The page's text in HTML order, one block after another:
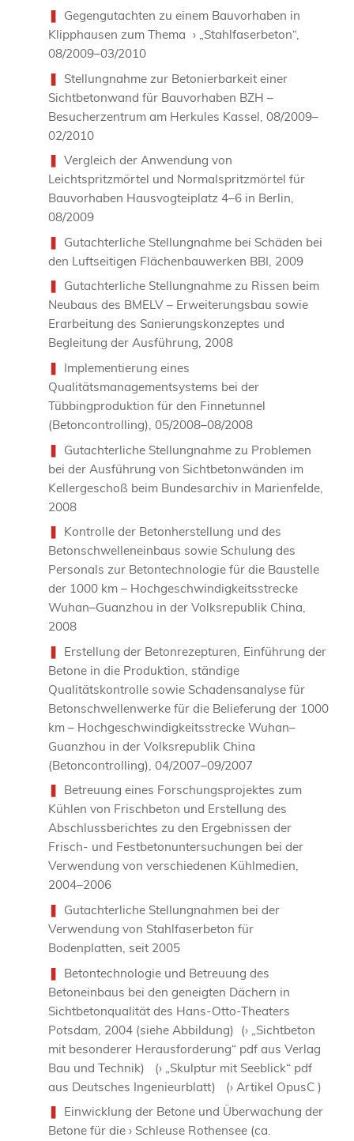
Gegengutachten zu einem Bauvorhaben in
Klipphausen zum Thema › „Stahlfaserbeton“,
08/2009–03/2010
Stellungnahme zur Betonierbarkeit einer
Sichtbetonwand für Bauvorhaben BZH –
Besucherzentrum am Herkules Kassel, 08/2009–
02/2010
Vergleich der Anwendung von
Leichtspritzmörtel und Normalspritzmörtel für
Bauvorhaben Hausvogteiplatz 4–6 in Berlin,
08/2009
Gutachterliche Stellungnahme bei Schäden bei
den Luftseitigen Flächenbauwerken BBI, 2009
Gutachterliche Stellungnahme zu Rissen beim
Neubaus des BMELV – Erweiterungsbau sowie
Erarbeitung des Sanierungskonzeptes und
Begleitung der Ausführung, 2008
Implementierung eines
Qualitätsmanagementsystems bei der
Tübbingproduktion für den Finnetunnel
(Betoncontrolling), 05/2008–08/2008
Gutachterliche Stellungnahme zu Problemen
bei der Ausführung von Sichtbetonwänden im
Kellergeschoß beim Bundesarchiv in Marienfelde,
2008
Kontrolle der Betonherstellung und des
Betonschwelleneinbaus sowie Schulung des
Personals zur Betontechnologie für die Baustelle
der 1000 km – Hochgeschwindigkeitsstrecke
Wuhan–Guanzhou in der Volksrepublik China,
2008
Erstellung der Betonrezepturen, Einführung der
Betone in die Produktion, ständige
Qualitätskontrolle sowie Schadensanalyse für
Betonschwellenwerke für die Belieferung der 1000
km – Hochgeschwindigkeitsstrecke Wuhan–
Guanzhou in der Volksrepublik China
(Betoncontrolling), 04/2007–09/2007
Betreuung eines Forschungsprojektes zum
Kühlen von Frischbeton und Erstellung des
Abschlussberichtes zu den Ergebnissen der
Frisch- und Festbetonuntersuchungen bei der
Verwendung von verschiedenen Kühlmedien,
2004–2006
Gutachterliche Stellungnahmen bei der
Verwendung von Stahlfaserbeton für
Bodenplatten, seit 2005
Betontechnologie und Betreuung des
Betoneinbaus bei den geneigten Dächern in
Sichtbetonqualität des Hans-Otto-Theaters
Potsdam, 2004 (siehe Abbildung) (› „Sichtbeton
mit besonderer Herausforderung“ pdf aus Verlag
Bau und Technik) (› „Skulptur mit Seeblick“ pdf
aus Deutsches Ingenieurblatt) (› Artikel OpusC )
Einwicklung der Betone und Überwachung der
Betone für die › Schleuse Rothensee (ca.